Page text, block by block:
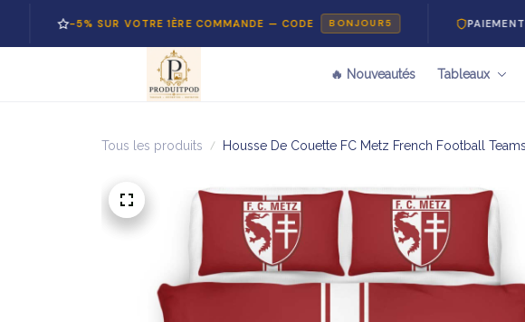
-5% SUR VOTRE 1ÈRE COMMANDE — CODE BONJOUR5 PAIEMENT 100%
🔥 Nouveautés Tableaux
Tous les produits Housse De Couette FC Metz French Football